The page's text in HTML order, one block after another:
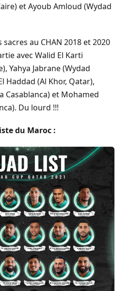
et Ayoub Amloud (Wydad
au CHAN 2018 et 2020
avec Walid El Karti
Yahya Jabrane (Wydad
Haddad (Al Khor, Qatar),
Casablanca) et Mohamed
Du lourd !!!
du Maroc :